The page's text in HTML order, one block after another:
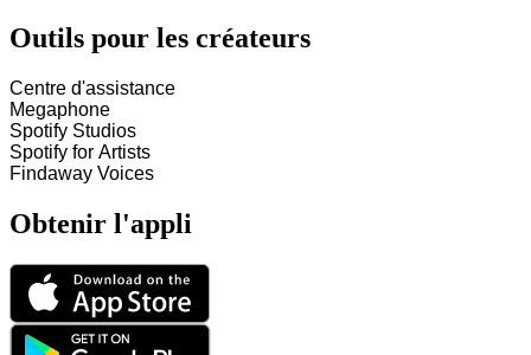
Outils pour les créateurs
Centre d'assistance
Megaphone
Spotify Studios
Spotify for Artists
Findaway Voices
Obtenir l'appli